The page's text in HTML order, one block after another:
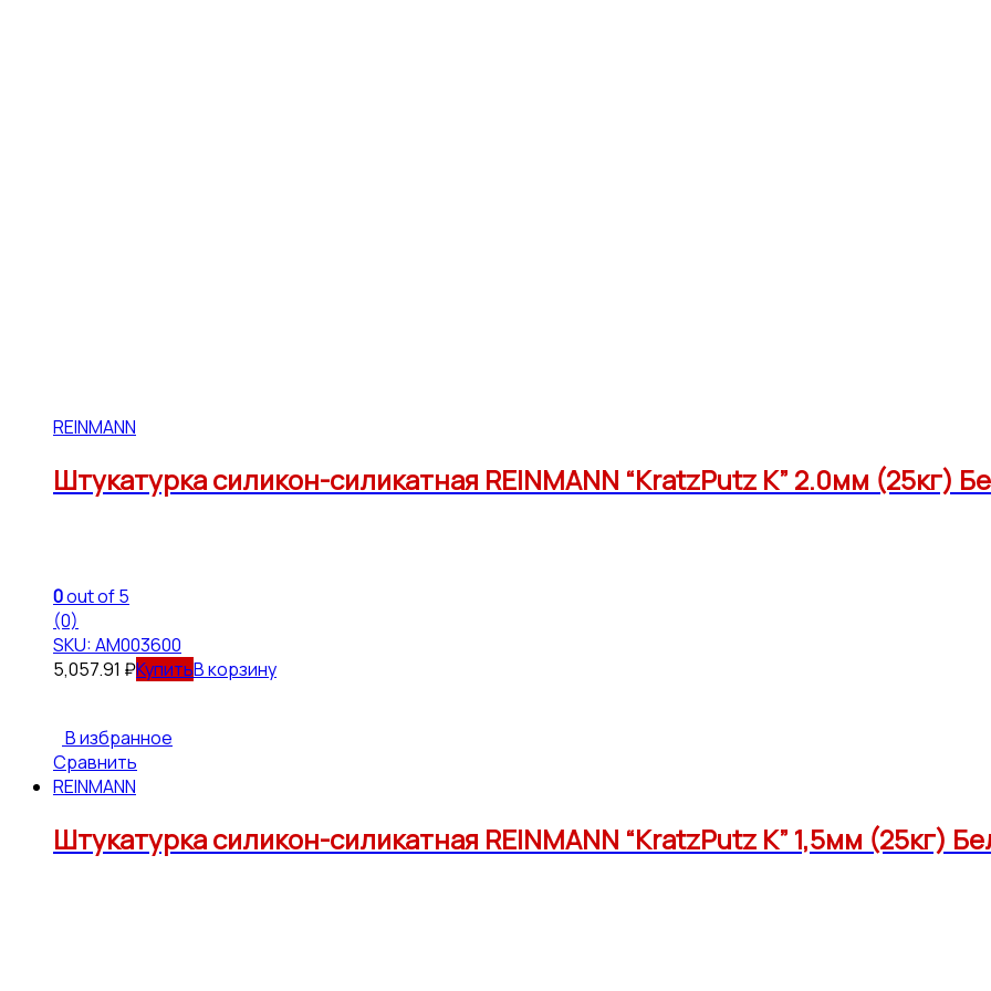
REINMANN
Штукатурка силикон-силикатная REINMANN “KratzPutz K” 2.0мм (25кг)
0out of 5
(0)
SKU: АМ003600
5,057.91 ₽ В корзину
В избранное
Сравнить
REINMANN
Штукатурка силикон-силикатная REINMANN “KratzPutz K” 1,5мм (25кг)